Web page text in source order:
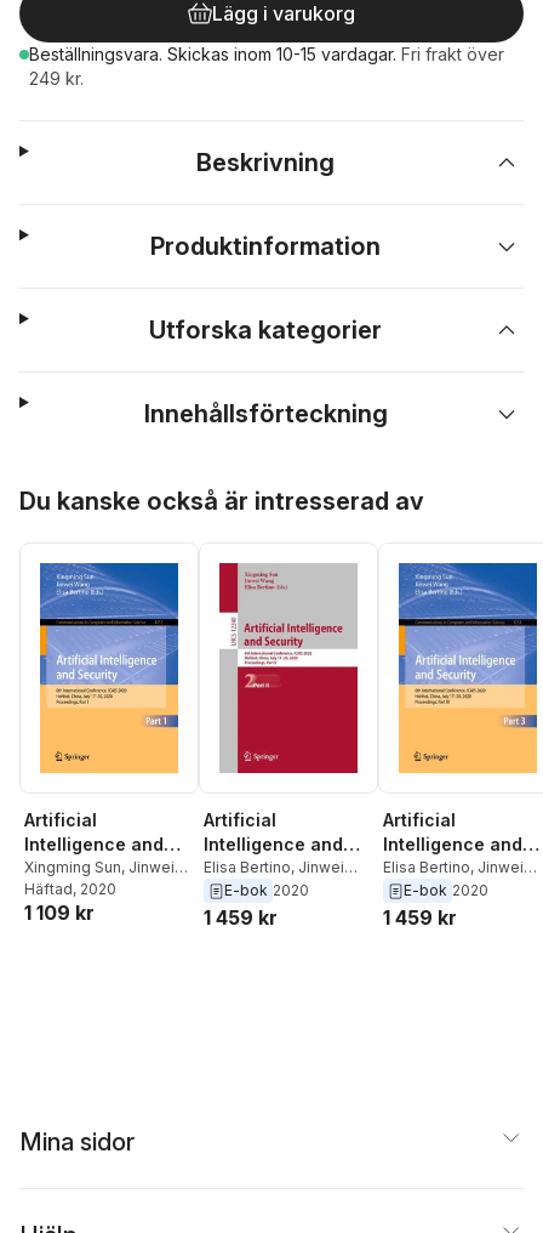
Lägg i varukorg
Beställningsvara. Skickas inom 10-15 vardagar. Fri frakt över
249 kr.
Beskrivning
Produktinformation
Utforska kategorier
Innehållsförteckning
Du kanske också är intresserad av
Artificial
Intelligence and
Security
Xingming Sun, Jinwei
Wang,Elisa Bertino
Häftad, 2020
1 109 kr
Artificial
Intelligence and
Security
Elisa Bertino, Jinwei
Wang,Xingming Sun
E-bok 2020
1 459 kr
Artificial
Intelligence and
Security
Elisa Bertino, Jinwei
Wang,Xingming Sun
E-bok 2020
1 459 kr
Mina sidor